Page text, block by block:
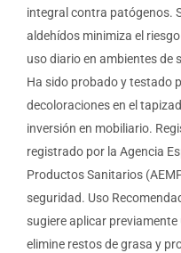
integral contra patógenos.
aldehídos minimiza el
uso diario en ambientes de
Ha sido probado y testado
decoloraciones en el
inversión en mobiliario.
registrado por la Agencia
Productos Sanitarios
seguridad. Uso
sugiere aplicar
elimine restos de grasa y